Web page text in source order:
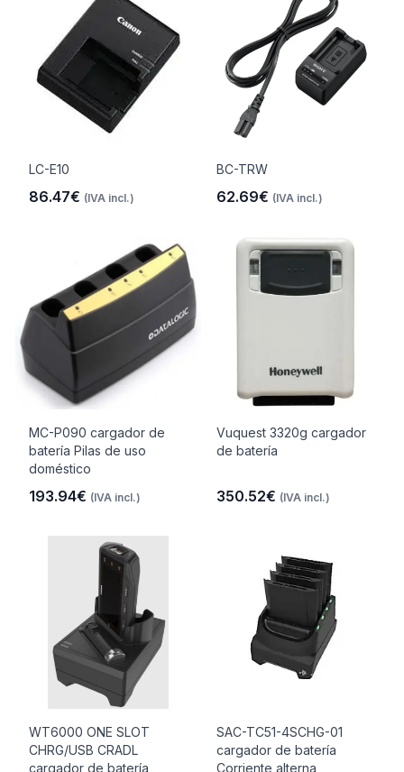
LC-E10
86.47€ (IVA incl.)
BC-TRW
62.69€ (IVA incl.)
MC-P090 cargador de
batería Pilas de uso
doméstico
193.94€ (IVA incl.)
Vuquest 3320g cargador
de batería
350.52€ (IVA incl.)
WT6000 ONE SLOT
CHRG/USB CRADL
cargador de batería
SAC-TC51-4SCHG-01
cargador de batería
Corriente alterna